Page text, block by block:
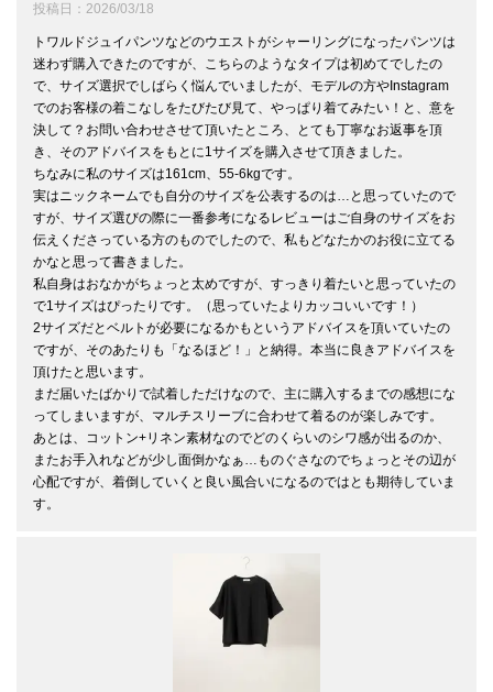
投稿日 2026/03/18
トワルドジュイパンツなどのウエストがシャーリングになったパンツは
迷わず購入できたのですが、こちらのようなタイプは初めてでしたの
で、サイズ選択でしばらく悩んでいましたが、モデルの方やInstagram
でのお客様の着こなしをたびたび見て、やっぱり着てみたい！と、意を
決して？お問い合わせさせて頂いたところ、とても丁寧なお返事を頂
き、そのアドバイスをもとに1サイズを購入させて頂きました。
ちなみに私のサイズは161cm、55-6kgです。
実はニックネームでも自分のサイズを公表するのは…と思っていたので
すが、サイズ選びの際に一番参考になるレビューはご自身のサイズをお
伝えくださっている方のものでしたので、私もどなたかのお役に立てる
かなと思って書きました。
私自身はおなかがちょっと太めですが、すっきり着たいと思っていたの
で1サイズはぴったりです。（思っていたよりカッコいいです！）
2サイズだとベルトが必要になるかもというアドバイスを頂いていたの
ですが、そのあたりも「なるほど！」と納得。本当に良きアドバイスを
頂けたと思います。
まだ届いたばかりで試着しただけなので、主に購入するまでの感想にな
ってしまいますが、マルチスリーブに合わせて着るのが楽しみです。
あとは、コットン+リネン素材なのでどのくらいのシワ感が出るのか、
またお手入れなどが少し面倒かなぁ…ものぐさなのでちょっとその辺が
心配ですが、着倒していくと良い風合いになるのではとも期待していま
す。